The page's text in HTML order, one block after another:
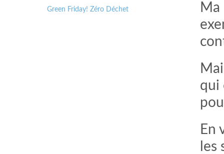
qui
En
les
Green Friday! Zéro Déchet